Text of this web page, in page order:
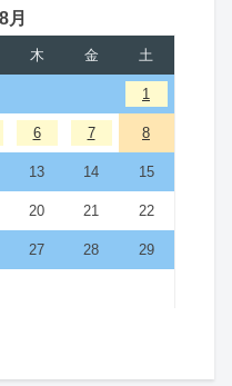
月
木 金 土
1
6 7 8
13 14 15
20 21 22
27 28 29